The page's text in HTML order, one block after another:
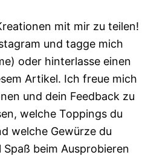
mit mir zu teilen!
und tagge mich
oder hinterlasse einen
Artikel. Ich freue mich
und dein Feedback zu
welche Toppings du
welche Gewürze du
beim Ausprobieren